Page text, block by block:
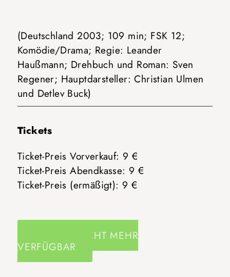
(Deutschland 2003; 109 min; FSK 12;
Komödie/Drama; Regie: Leander
Haußmann; Drehbuch und Roman: Sven
Regener; Hauptdarsteller: Christian Ulmen
und Detlev Buck)
Tickets
Ticket-Preis Vorverkauf: 9 €
Ticket-Preis Abendkasse: 9 €
Ticket-Preis (ermäßigt): 9 €
TICKETS NICHT MEHR
VERFÜGBAR